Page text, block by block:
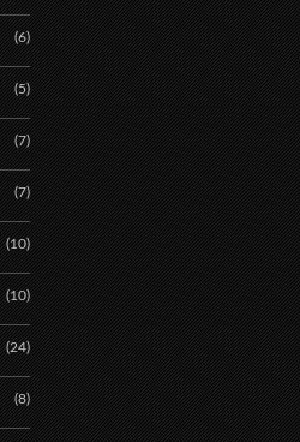
(6)
(5)
(7)
(7)
(10)
(10)
(24)
(8)